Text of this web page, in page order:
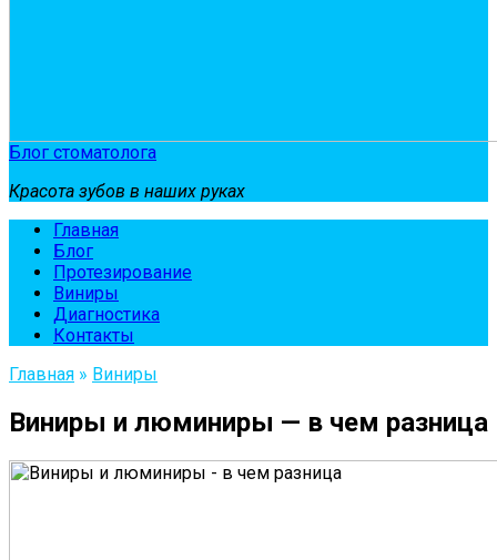
Блог стоматолога
Красота зубов в наших руках
Главная
Блог
Протезирование
Виниры
Диагностика
Контакты
Главная » Виниры
Виниры и люминиры — в чем разница